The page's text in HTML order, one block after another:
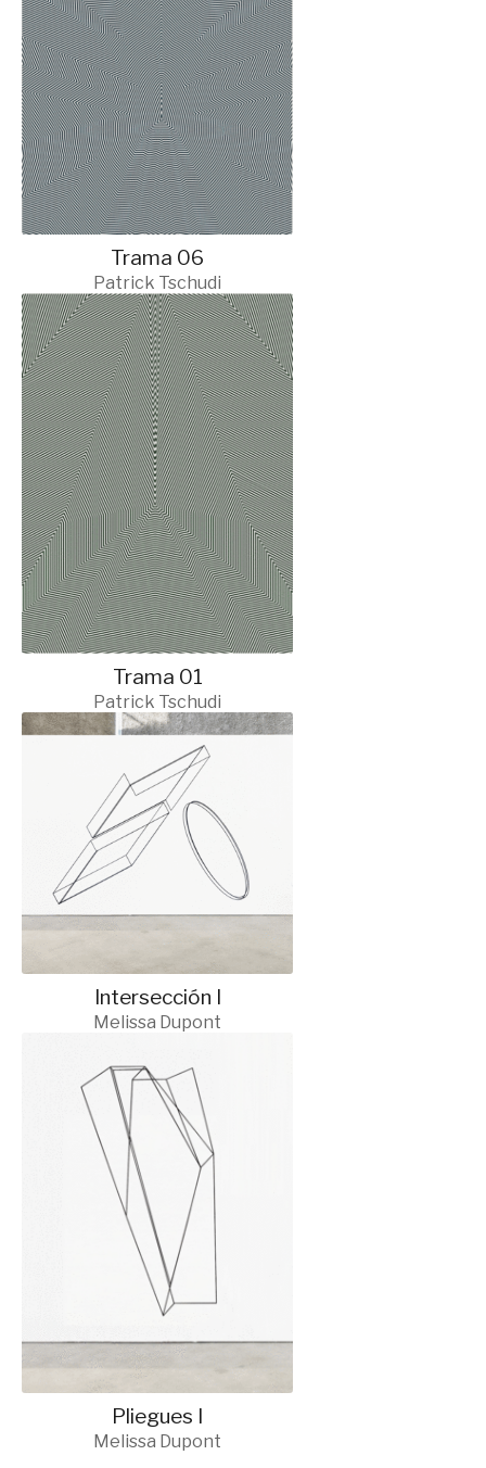
Trama 06
Patrick Tschudi
Trama 01
Patrick Tschudi
Intersección I
Melissa Dupont
Pliegues I
Melissa Dupont